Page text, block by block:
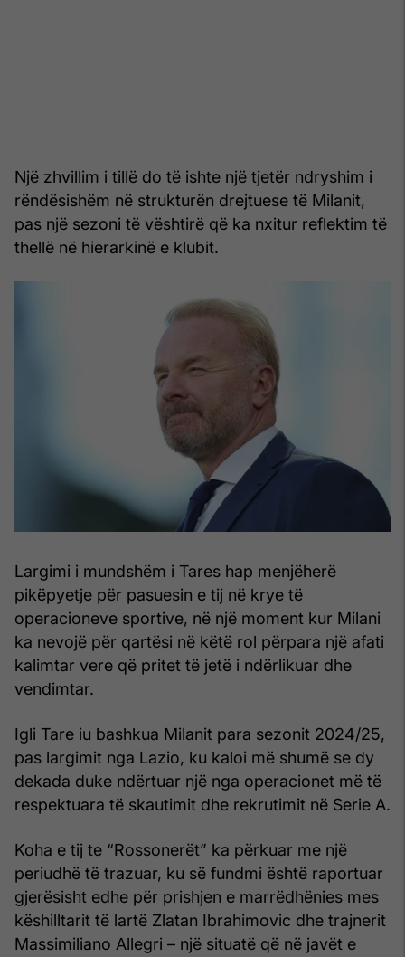
Një zhvillim i tillë do të ishte një tjetër ndryshim i
rëndësishëm në strukturën drejtuese të Milanit,
pas një sezoni të vështirë që ka nxitur reflektim të
thellë në hierarkinë e klubit.
Largimi i mundshëm i Tares hap menjëherë
pikëpyetje për pasuesin e tij në krye të
operacioneve sportive, në një moment kur Milani
ka nevojë për qartësi në këtë rol përpara një afati
kalimtar vere që pritet të jetë i ndërlikuar dhe
vendimtar.
Igli Tare iu bashkua Milanit para sezonit 2024/25,
pas largimit nga Lazio, ku kaloi më shumë se dy
dekada duke ndërtuar një nga operacionet më të
respektuara të skautimit dhe rekrutimit në Serie A.
Koha e tij te “Rossonerët” ka përkuar me një
periudhë të trazuar, ku së fundmi është raportuar
gjerësisht edhe për prishjen e marrëdhënies mes
këshilltarit të lartë Zlatan Ibrahimovic dhe trajnerit
Massimiliano Allegri – një situatë që në javët e